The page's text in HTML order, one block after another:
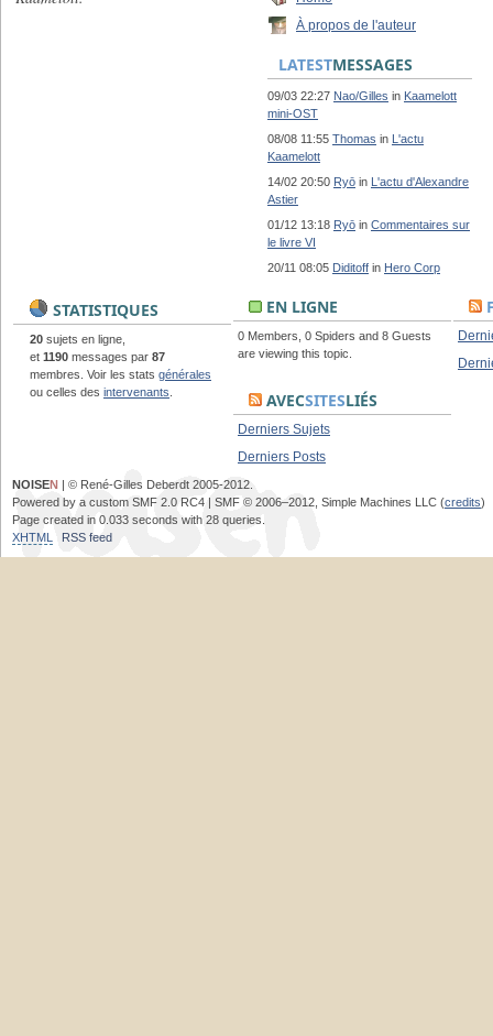
À propos de l'auteur
LATESTMESSAGES
09/03 22:27 Nao/Gilles in Kaamelott
mini-OST
08/08 11:55 Thomas in L'actu
Kaamelott
14/02 20:50 Ryō in L'actu d'Alexandre
Astier
01/12 13:18 Ryō in Commentaires sur
le livre VI
20/11 08:05 Diditoff in Hero Corp
STATISTIQUES
20 sujets en ligne,
et 1190 messages par 87
membres. Voir les stats générales
ou celles des intervenants
EN LIGNE
0 Members, 0 Spiders and 8 Guests
are viewing this topic.
AVECSITESLIÉS
Derniers Sujets
Derniers Posts
NOISEN | © René-Gilles Deberdt 2005-2012.
Powered by a custom SMF 2.0 RC4 | SMF © 2006–2012, Simple Machines LLC (credits)
Page created in 0.033 seconds with 28 queries.
XHTML
RSS feed